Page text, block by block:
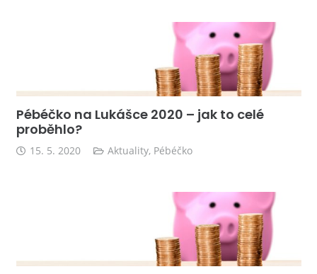
Pébéčko na Lukášce 2020 – jak to celé
proběhlo?
15. 5. 2020 Aktuality, Pébéčko